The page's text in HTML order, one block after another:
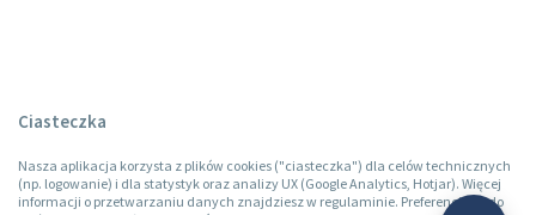
Ciasteczka
Nasza aplikacja korzysta z plików cookies ("ciasteczka") dla celów technicznych
(np. logowanie) i dla statystyk oraz analizy UX (Google Analytics, Hotjar). Więcej
informacji o przetwarzaniu danych znajdziesz w regulaminie. Preferencje co do